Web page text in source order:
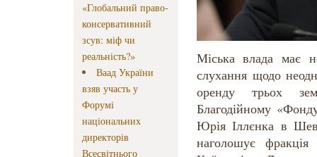
«Глобальний право-
консервативний
зсув: міф чи
реальність?»
Ваад України
взяв участь у
Форумі
національних
директорів
Всесвітнього
Міська влада має
слухання щодо
оренду трьох
Благодійному
Юрія Іллєнка в
наголошує фракція